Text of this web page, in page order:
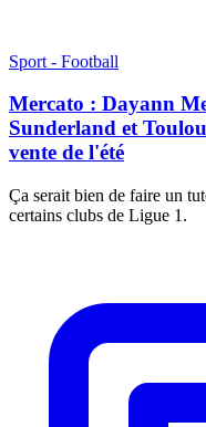
Sport - Football
Mercato : Dayann
Sunderland et
vente de l'été
Ça serait bien de faire un
certains clubs de Ligue 1.